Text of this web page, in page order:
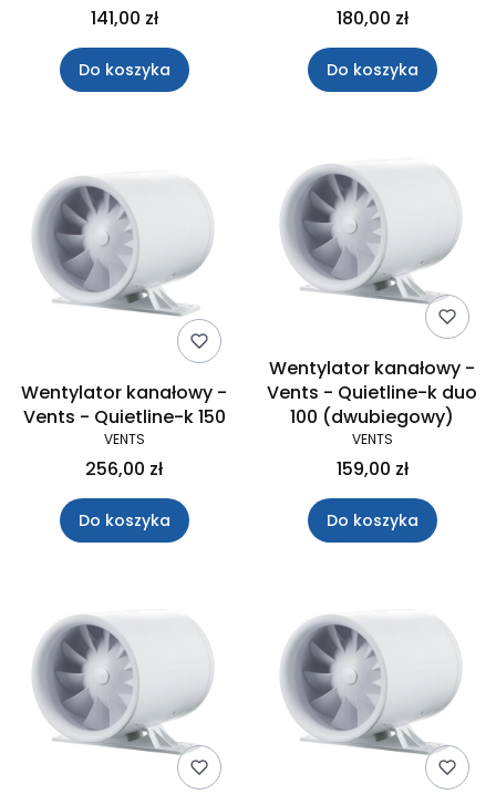
141,00 zł
Do koszyka
180,00 zł
Do koszyka
Wentylator kanałowy -
Vents - Quietline-k 150
VENTS
256,00 zł
Do koszyka
Wentylator kanałowy -
Vents - Quietline-k duo
100 (dwubiegowy)
VENTS
159,00 zł
Do koszyka